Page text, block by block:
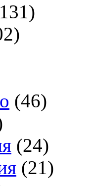
(46)
(24)
(21)